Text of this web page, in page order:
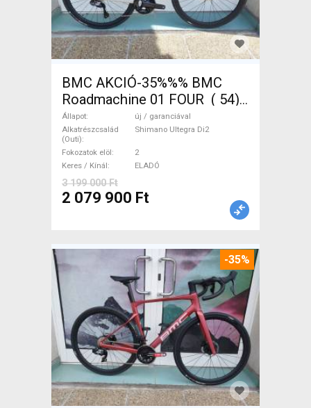
BMC AKCIÓ-35%%% BMC
Roadmachine 01 FOUR ( 54)
Országúti, Triatlon Shimano
Ultegra Di2 tárcsafék új /
garanciával ELADÓ
Állapot
új / garanciával
Alkatrészcsalád
(Outi)
Shimano Ultegra Di2
Fokozatok elöl
2
Keres / Kínál
ELADÓ
3 199 000 Ft
2 079 900 Ft
-35%